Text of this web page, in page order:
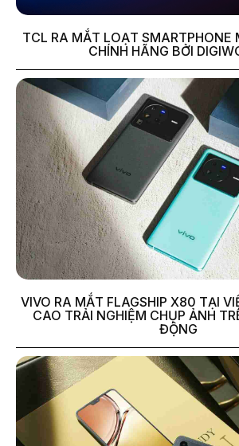
TCL RA MẮT LOẠT SMARTPHONE
CHÍNH HÃNG BỞI
VIVO RA MẮT FLAGSHIP X80 TẠI
CAO TRẢI NGHIỆM CHỤP ẢNH
ĐỘNG